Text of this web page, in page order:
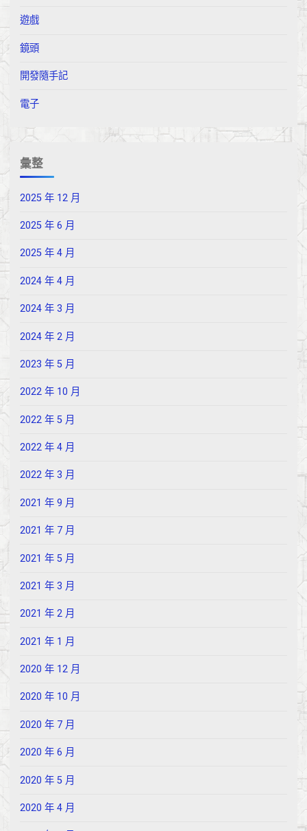
遊戲
鏡頭
開發隨手記
電子
彙整
2025 年 12 月
2025 年 6 月
2025 年 4 月
2024 年 4 月
2024 年 3 月
2024 年 2 月
2023 年 5 月
2022 年 10 月
2022 年 5 月
2022 年 4 月
2022 年 3 月
2021 年 9 月
2021 年 7 月
2021 年 5 月
2021 年 3 月
2021 年 2 月
2021 年 1 月
2020 年 12 月
2020 年 10 月
2020 年 7 月
2020 年 6 月
2020 年 5 月
2020 年 4 月